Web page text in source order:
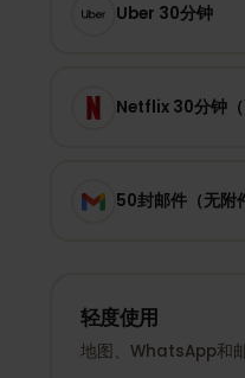
Uber 30分钟
Netflix 30分钟（
50封邮件（无附
轻度使用
地图、WhatsApp和